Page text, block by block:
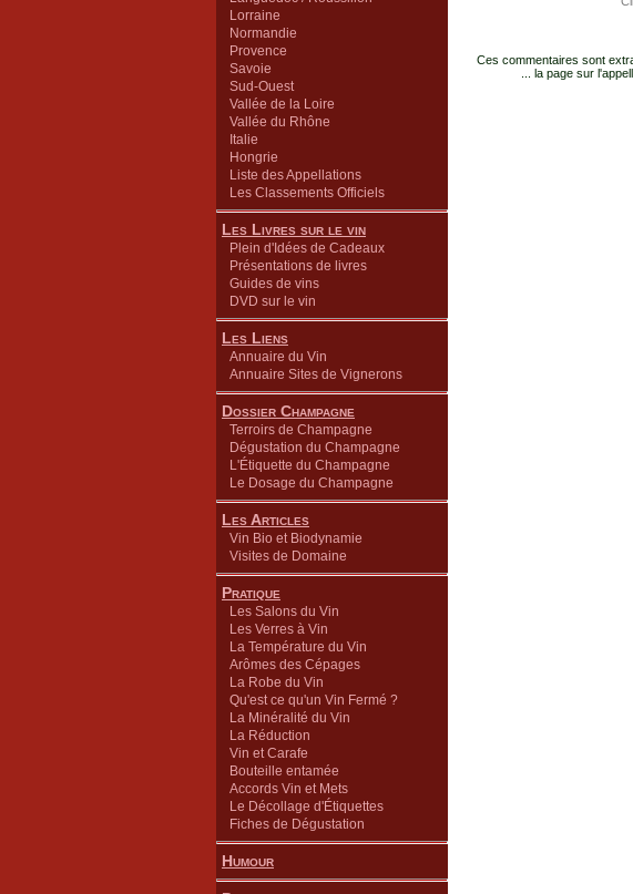
Lorraine
Normandie
Provence
Savoie
Sud-Ouest
Vallée de la Loire
Vallée du Rhône
Italie
Hongrie
Liste des Appellations
Les Classements Officiels
Les Livres sur le vin
Plein d'Idées de Cadeaux
Présentations de livres
Guides de vins
DVD sur le vin
Les Liens
Annuaire du Vin
Annuaire Sites de Vignerons
Dossier Champagne
Terroirs de Champagne
Dégustation du Champagne
L'Étiquette du Champagne
Le Dosage du Champagne
Les Articles
Vin Bio et Biodynamie
Visites de Domaine
Pratique
Les Salons du Vin
Les Verres à Vin
La Température du Vin
Arômes des Cépages
La Robe du Vin
Qu'est ce qu'un Vin Fermé ?
La Minéralité du Vin
La Réduction
Vin et Carafe
Bouteille entamée
Accords Vin et Mets
Le Décollage d'Étiquettes
Fiches de Dégustation
Humour
Ces commentaires sont
... la page sur